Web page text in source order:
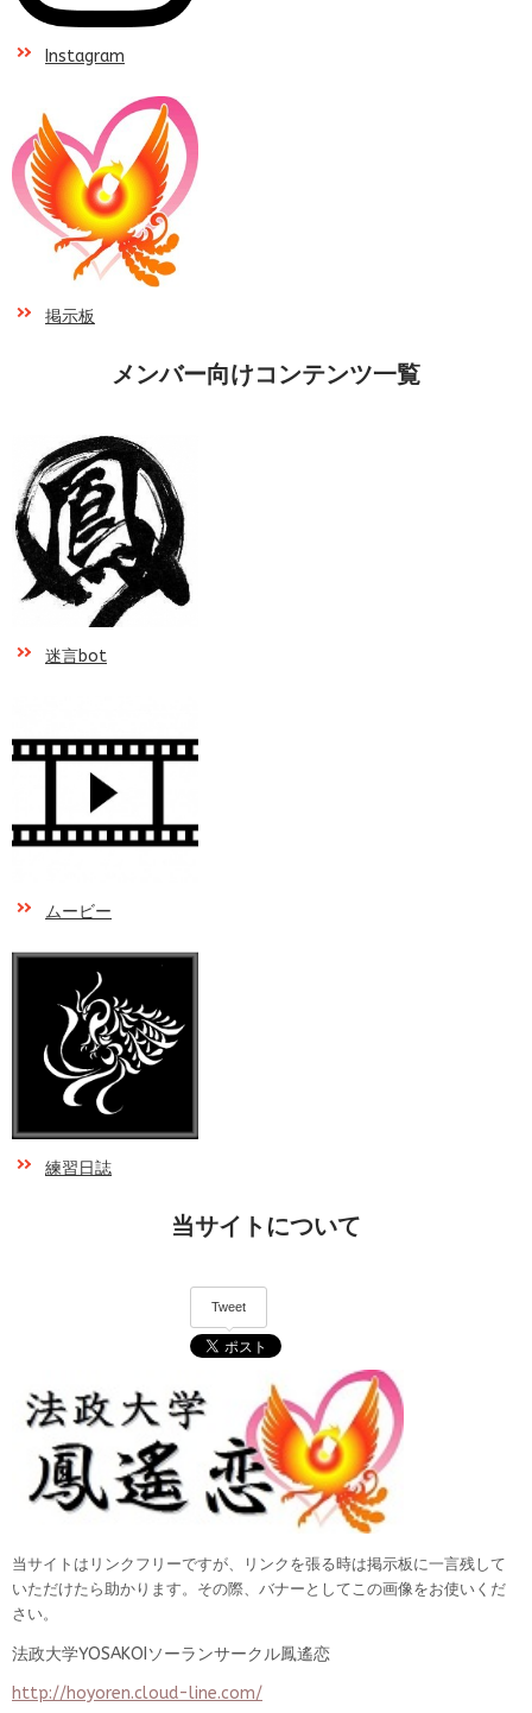
Instagram
掲示板
メンバー向けコンテンツ一覧
迷言bot
ムービー
練習日誌
当サイトについて
Tweet
当サイトはリンクフリーですが、リンクを張る時は掲示板に一言残して
いただけたら助かります。その際、バナーとしてこの画像をお使いくだ
さい。
法政大学YOSAKOIソーランサークル鳳遙恋
http://hoyoren.cloud-line.com/